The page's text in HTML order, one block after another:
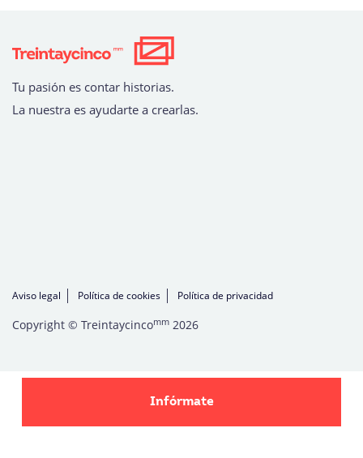
Tu pasión es contar historias.
La nuestra es ayudarte a crearlas.
Copyright © Treintaycincomm 2026
Aviso legal Política de cookies Política de privacidad
Infórmate